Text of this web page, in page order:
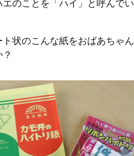
のことを「ハイ」と呼んでい
状のこんな紙をおばあちゃん